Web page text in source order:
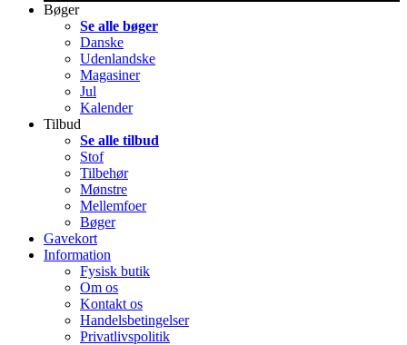
Bøger
Se alle bøger
Danske
Udenlandske
Magasiner
Jul
Kalender
Tilbud
Se alle tilbud
Stof
Tilbehør
Mønstre
Mellemfoer
Bøger
Gavekort
Information
Fysisk butik
Om os
Kontakt os
Handelsbetingelser
Privatlivspolitik